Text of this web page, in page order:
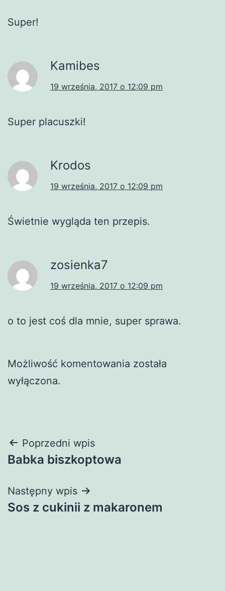
Super!
Kamibes
19 września, 2017 o 12:09 pm
Super placuszki!
Krodos
19 września, 2017 o 12:09 pm
Świetnie wygląda ten przepis.
zosienka7
19 września, 2017 o 12:09 pm
o to jest coś dla mnie, super sprawa.
Możliwość komentowania została
wyłączona.
Nawigacja
wpisu
Poprzedni wpis
Babka biszkoptowa
Następny wpis
Sos z cukinii z makaronem